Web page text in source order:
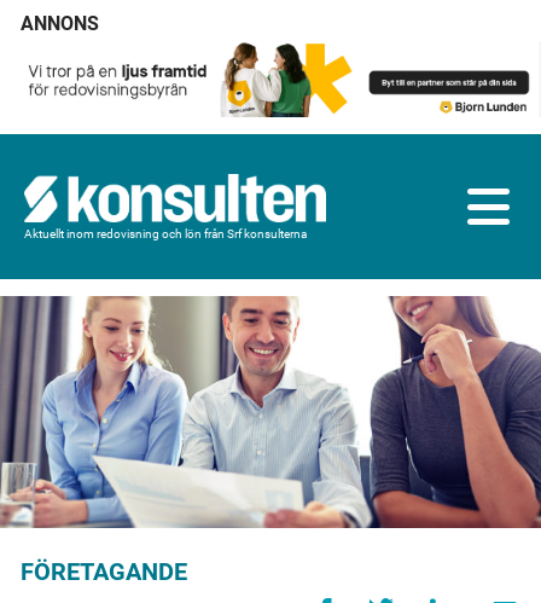
ANNONS
Aktuellt inom redovisning och lön från Srf konsulterna
FÖRETAGANDE